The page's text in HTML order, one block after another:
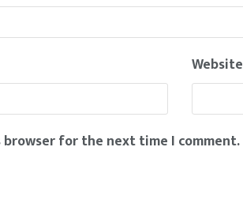
Website
browser for the next time I comment.